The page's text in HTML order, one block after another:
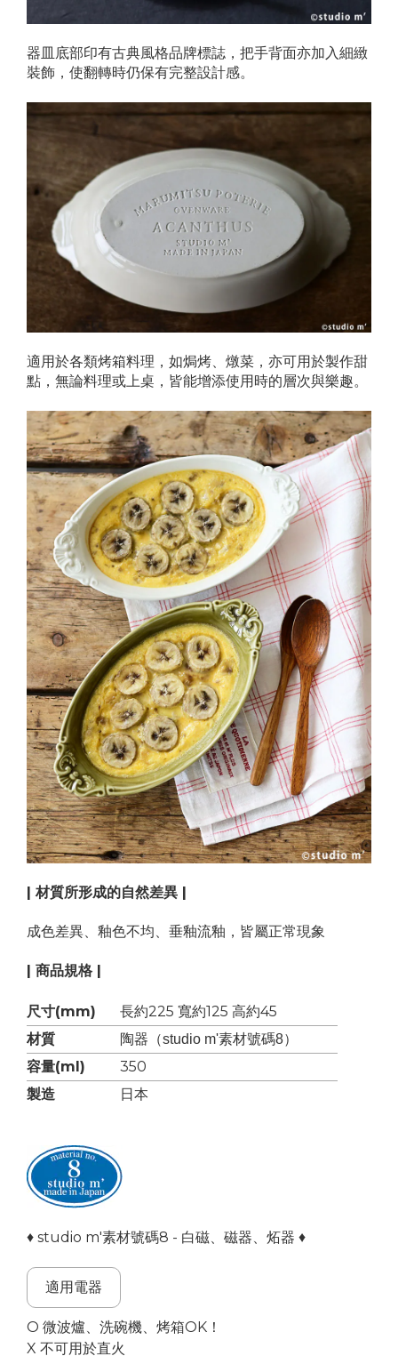
器皿底部印有古典風格品牌標誌，把手背面亦加入細緻
裝飾，使翻轉時仍保有完整設計感。
適用於各類烤箱料理，如焗烤、燉菜，亦可用於製作甜
點，無論料理或上桌，皆能增添使用時的層次與樂趣。
| 材質所形成的自然差異 |
成色差異、釉色不均、垂釉流釉，皆屬正常現象
| 商品規格 |
尺寸(mm)
長約225 寬約125 高約45
材質
陶器（studio m'素材號碼8）
容量(ml)
350
製造
日本
♦ studio m'素材號碼8 - 白磁、磁器、炻器 ♦
適用電器
O 微波爐、洗碗機、烤箱OK！
X 不可用於直火